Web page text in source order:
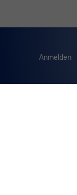
Anmelden